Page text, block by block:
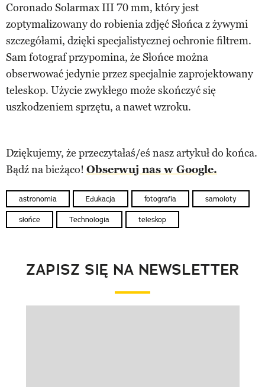
Coronado Solarmax III 70 mm, który jest
zoptymalizowany do robienia zdjęć Słońca z żywymi
szczegółami, dzięki specjalistycznej ochronie filtrem.
Sam fotograf przypomina, że Słońce można
obserwować jedynie przez specjalnie zaprojektowany
teleskop. Użycie zwykłego może skończyć się
uszkodzeniem sprzętu, a nawet wzroku.
Dziękujemy, że przeczytałaś/eś nasz artykuł do końca.
Bądź na bieżąco! Obserwuj nas w Google.
astronomia Edukacja fotografia samoloty
słońce Technologia teleskop
ZAPISZ SIĘ NA NEWSLETTER